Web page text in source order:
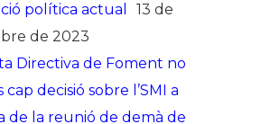
política actual
13 de
de 2023
Directiva de Foment no
cap decisió sobre l’SMI a
de la reunió de demà de